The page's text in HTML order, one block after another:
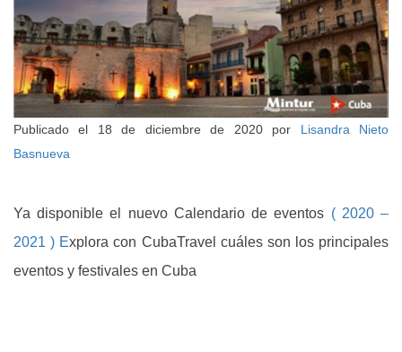
Publicado el 18 de diciembre de 2020por
Lisandra Nieto
Basnueva
Ya disponible el nuevo Calendario de eventos ( 2020 –
2021 ) Explora con CubaTravel cuáles son los principales
eventos y festivales en Cuba